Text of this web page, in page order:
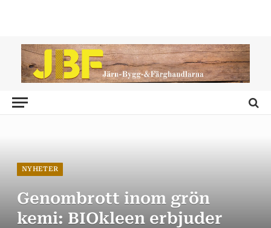
NYHETER
Genombrott inom grön
kemi: BIOkleen erbjuder